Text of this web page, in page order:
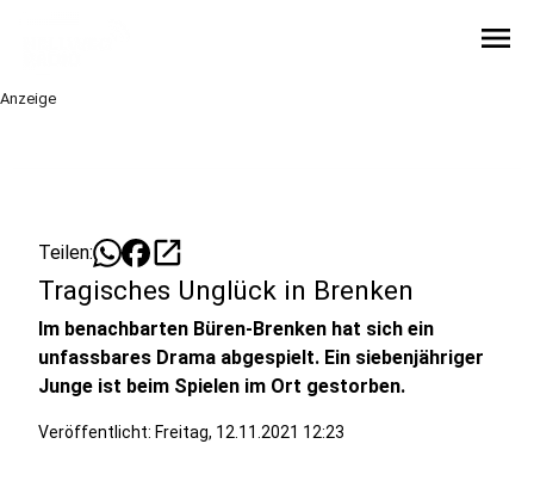
menu
Anzeige
Teilen: open_in_new
Tragisches Unglück in Brenken
Im benachbarten Büren-Brenken hat sich ein
unfassbares Drama abgespielt. Ein siebenjähriger
Junge ist beim Spielen im Ort gestorben.
Veröffentlicht: Freitag, 12.11.2021 12:23